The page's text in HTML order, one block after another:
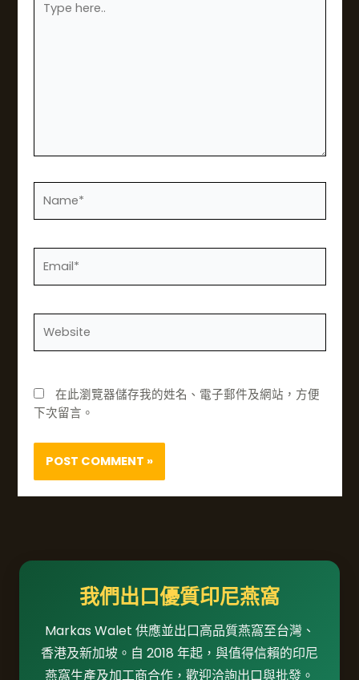
名
子
件
在此瀏覽器儲存我的姓名、電子郵件及網站，方便
下次留言。
我們出口優質印尼燕窩
Markas Walet 供應並出口高品質燕窩至台灣、
香港及新加坡。自 2018 年起，與值得信賴的印尼
燕窩生產及加工商合作，歡迎洽詢出口與批發。